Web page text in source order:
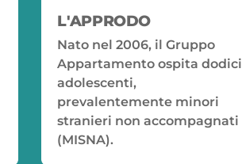
L'APPRODO
Nato nel 2006, il Gruppo
Appartamento ospita dodici
adolescenti,
prevalentemente minori
stranieri non accompagnati
(MISNA).